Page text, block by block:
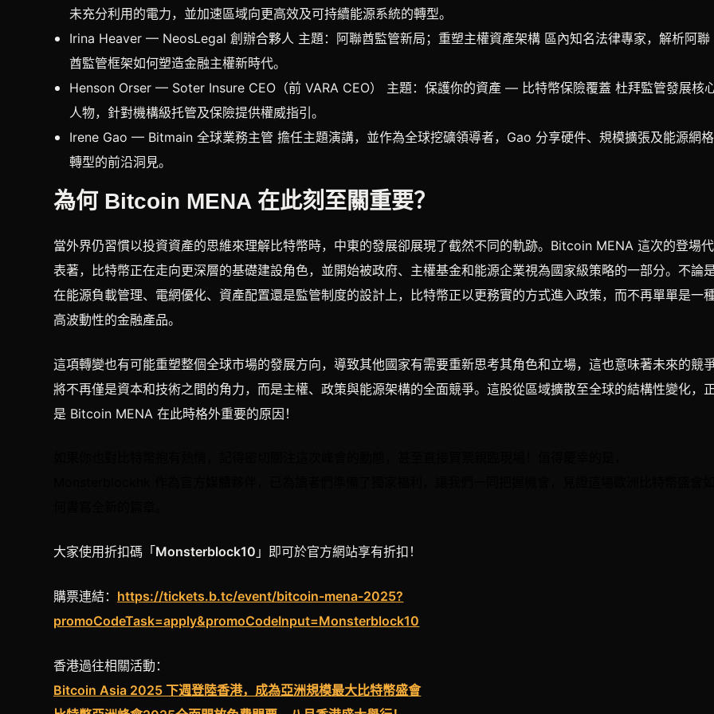
未充分利用的電力，並加速區域向更高效及可持續能源系統的轉型。
Irina Heaver — NeosLegal 創辦合夥人 主題：阿聯酋監管新局；重塑主權資產架構 區內知名法律專家，解析阿聯
酋監管框架如何塑造金融主權新時代。
Henson Orser — Soter Insure CEO（前 VARA CEO） 主題：保護你的資產 — 比特幣保險覆蓋 杜拜監管發展核
人物，針對機構級托管及保險提供權威指引。
Irene Gao — Bitmain 全球業務主管 擔任主題演講，並作為全球挖礦領導者，Gao 分享硬件、規模擴張及能源網格
轉型的前沿洞見。
為何 Bitcoin MENA 在此刻至關重要？
當外界仍習慣以投資資產的思維來理解比特幣時，中東的發展卻展現了截然不同的軌跡。Bitcoin MENA 這次的登場代
表著，比特幣正在走向更深層的基礎建設角色，並開始被政府、主權基金和能源企業視為國家級策略的一部分。不論
在能源負載管理、電網優化、資產配置還是監管制度的設計上，比特幣正以更務實的方式進入政策，而不再單單是一
高波動性的金融產品。
這項轉變也有可能重塑整個全球市場的發展方向，導致其他國家有需要重新思考其角色和立場，這也意味著未來的競
將不再僅是資本和技術之間的角力，而是主權、政策與能源架構的全面競爭。這股從區域擴散至全球的結構性變化，
是 Bitcoin MENA 在此時格外重要的原因！
大家使用折扣碼「Monsterblock10 」即可於官方網站享有折扣！
購票連結： https://tickets.b.tc/event/bitcoin-mena-2025?
promoCodeTask=apply&promoCodeInput=Monsterblock10
香港過往相關活動：
Bitcoin Asia 2025 下週登陸香港，成為亞洲規模最大比特幣盛會